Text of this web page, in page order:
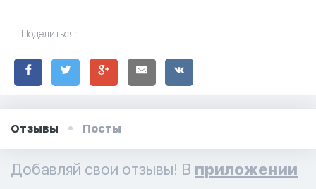
Поделиться:
Отзывы Посты
Добавляй свои отзывы! В приложении